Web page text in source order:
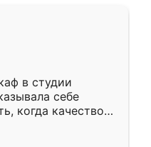
в студии
себе
когда качеством
кухня уже почти